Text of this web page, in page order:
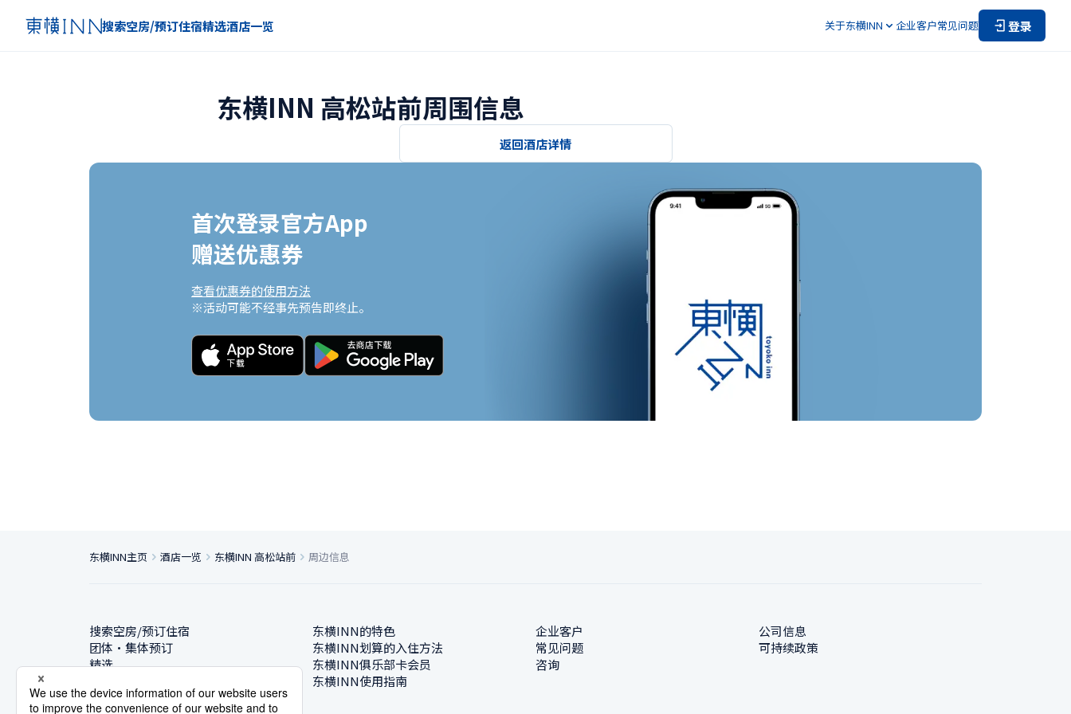
搜索空房/预订住宿精选酒店一览 关于东横INN 企业客户常见问题 登录
东横INN 高松站前周围信息
返回酒店详情
首次登录官方App
赠送优惠券
查看优惠券的使用方法
※活动可能不经事先预告即终止。
东横INN主页 酒店一览 东横INN 高松站前 周边信息
搜索空房/预订住宿
团体・集体预订
精选
东横INN的特色
东横INN划算的入住方法
东横INN俱乐部卡会员
东横INN使用指南
企业客户
常见问题
咨询
公司信息
可持续政策